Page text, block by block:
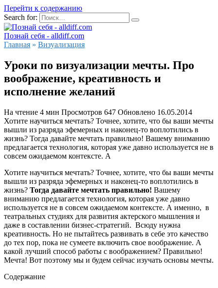
Перейти к содержанию
Search for:
Познай себя - alldiff.com
Главная » Визуализация
Уроки по визуализации мечты. Про
воображение, креативность и
исполнение желаний
На чтение 4 мин Просмотров 647 Обновлено 16.05.2014
Хотите научиться мечтать? Точнее, хотите, что бы ваши мечты
вышли из разряда эфемерных и наконец-то воплотились в
жизнь? Тогда давайте мечтать правильно! Вашему вниманию
предлагается технология, которая уже давно используется не в
совсем ожидаемом контексте. А
Хотите научиться мечтать? Точнее, хотите, что бы ваши мечты
вышли из разряда эфемерных и наконец-то воплотились в
жизнь? Тогда давайте мечтать правильно! Вашему
вниманию предлагается технология, которая уже давно
используется не в совсем ожидаемом контексте. А именно, в
театральных студиях для развития актерского мышления и
даже в составлении бизнес-стратегий. Всюду нужна
креативность. Но не пытайтесь развивать в себе это качество
до тех пор, пока не сумеете включить свое воображение. А
какой лучший способ работы с воображением? Правильно!
Мечта! Вот поэтому мы и будем сейчас изучать основы мечты.
Содержание